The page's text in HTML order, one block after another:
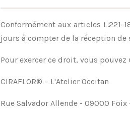
Conformément aux articles
jours à compter de la réception
Pour exercer ce droit, vous
CIRAFLOR® – L'Atelier Occitan
Rue Salvador Allende - 09000 Foix